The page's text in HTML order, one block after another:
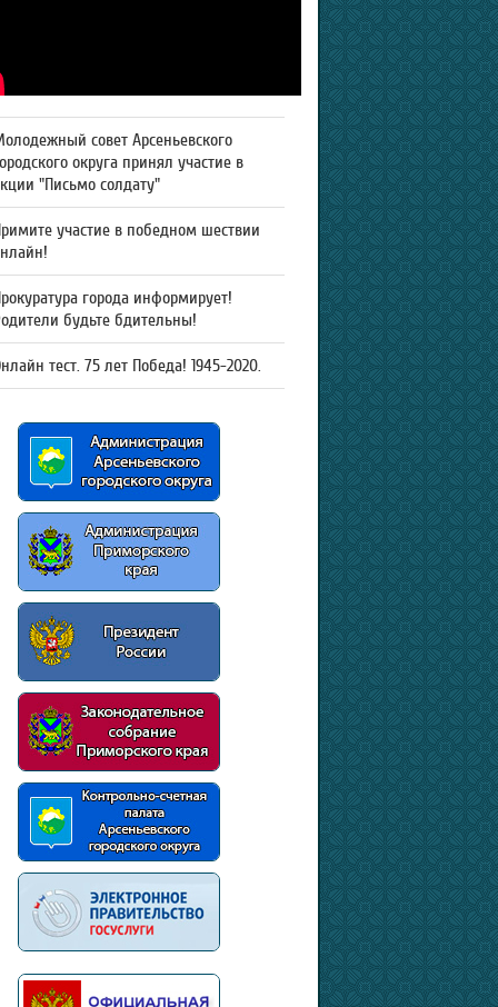
совет Арсеньевского
округа принял участие в
"Письмо солдату"
участие в победном шествии
города информирует!
будьте бдительны!
тест. 75 лет Победа! 1945-2020.